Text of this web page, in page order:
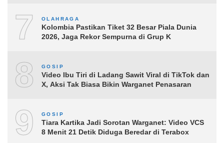
7 OLAHRAGA
Kolombia Pastikan Tiket 32 Besar Piala Dunia
2026, Jaga Rekor Sempurna di Grup K
8 GOSIP
Video Ibu Tiri di Ladang Sawit Viral di TikTok dan
X, Aksi Tak Biasa Bikin Warganet Penasaran
9 GOSIP
Tiara Kartika Jadi Sorotan Warganet: Video VCS
8 Menit 21 Detik Diduga Beredar di Terabox